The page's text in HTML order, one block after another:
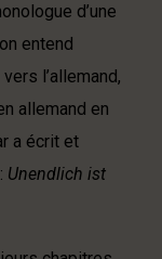
d’une
entend
l’allemand,
allemand en
a écrit et
Unendlich ist